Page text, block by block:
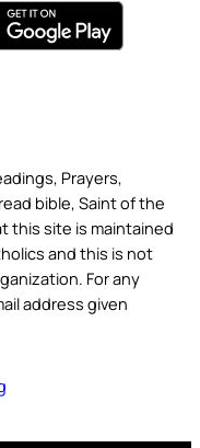
Prayers,
bible, Saint of the
this site is maintained
and this is not
For any
address given